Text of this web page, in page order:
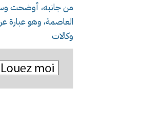
من جانبه، أوضحت
العاصمة، وهو
وكالات